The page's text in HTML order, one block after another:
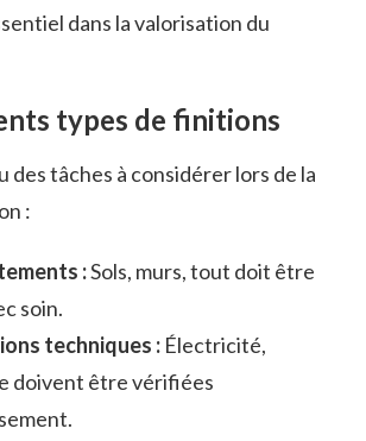
dans la valorisation du
types de finitions
des tâches à considérer lors de la
:
:Sols, murs, tout doit être
soin.
techniques : Électricité,
doivent être vérifiées